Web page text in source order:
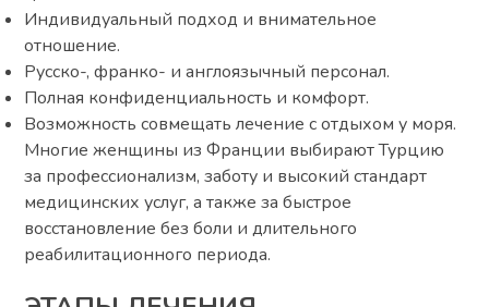
Индивидуальный подход и внимательное
отношение.
Русско-, франко- и англоязычный персонал.
Полная конфиденциальность и комфорт.
Возможность совмещать лечение с отдыхом у моря.
Многие женщины из Франции выбирают Турцию
за профессионализм, заботу и высокий стандарт
медицинских услуг, а также за быстрое
восстановление без боли и длительного
реабилитационного периода.